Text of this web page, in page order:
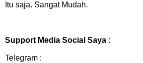
Itu saja. Sangat Mudah.
Support Media Social Saya :
Telegram :